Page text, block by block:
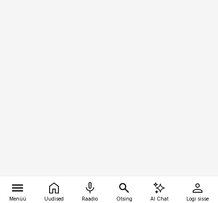
Menüü Uudised Raadio Otsing AI Chat Logi sisse